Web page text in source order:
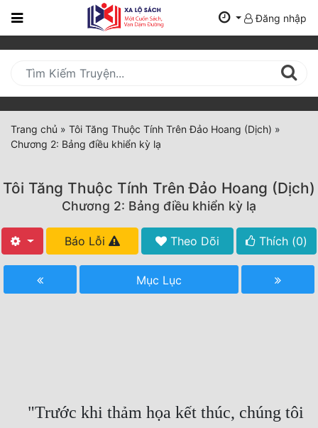
Trang
Mới
Cập
Nhật
(current)
Thể Loại
Tất Cả
Hoàn Thành
Đăng nhập
Trang chủ » Tôi Tăng Thuộc Tính Trên Đảo Hoang (Dịch) »
Chương 2: Bảng điều khiển kỳ lạ
Tôi Tăng Thuộc Tính Trên Đảo Hoang (Dịch)
Chương 2: Bảng điều khiển kỳ lạ
Báo Lỗi Theo Dõi Thích (0)
Mục Lục